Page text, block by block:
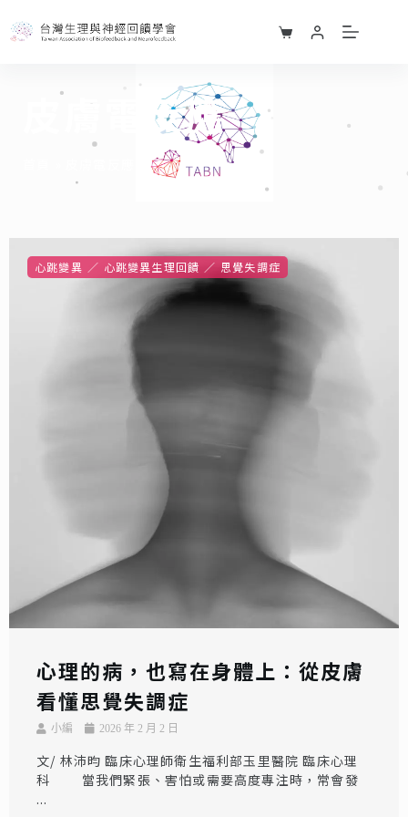
皮膚電反應
心跳變異 心跳變異生理回饋 思覺失調症
心理的病，也寫在身體上：從皮膚
看懂思覺失調症
小編 2026 年 2 月 2 日
文/ 林沛昀 臨床心理師衛生福利部玉里醫院 臨床心理
科 當我們緊張、害怕或需要高度專注時，常會發
...